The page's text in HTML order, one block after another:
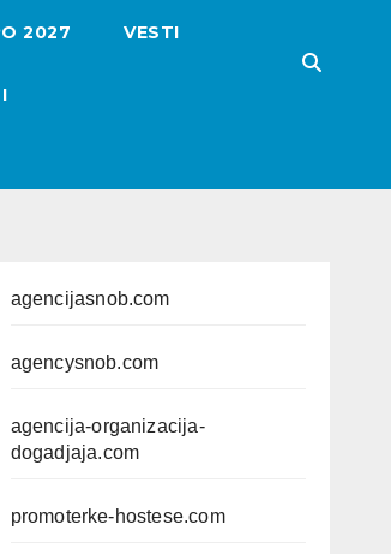
2027 VESTI
agencijasnob.com
agencysnob.com
agencija-organizacija-
dogadjaja.com
promoterke-hostese.com